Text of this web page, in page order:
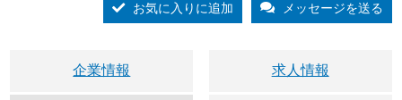
お気に入りに追加 メッセージを送る
企業情報 求人情報